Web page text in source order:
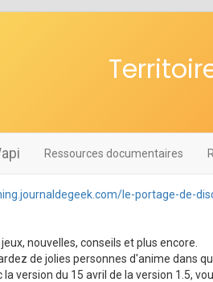
Ressources documentaires
le-portage-de-
nouvelles, conseils et plus encore.
de jolies personnes d'anime dans
la version du 15 avril de la version 1.5,